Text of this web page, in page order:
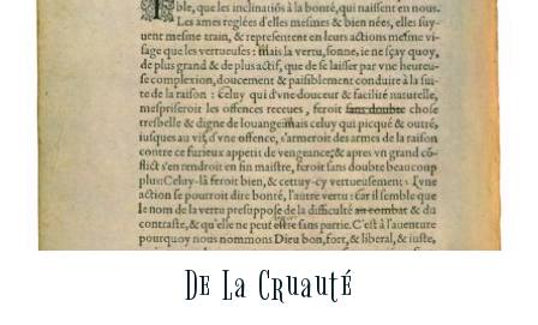
De La Cruauté